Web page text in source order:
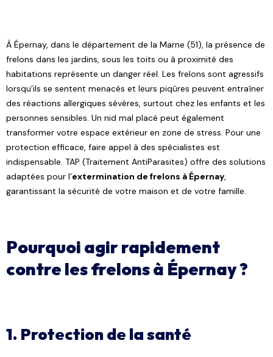
À Épernay, dans le département de la Marne (51), la présence de
frelons dans les jardins, sous les toits ou à proximité des
habitations représente un danger réel. Les frelons sont agressifs
lorsqu’ils se sentent menacés et leurs piqûres peuvent entraîner
des réactions allergiques sévères, surtout chez les enfants et les
personnes sensibles. Un nid mal placé peut également
transformer votre espace extérieur en zone de stress. Pour une
protection efficace, faire appel à des spécialistes est
indispensable. TAP (Traitement AntiParasites) offre des solutions
adaptées pour l’extermination de frelons à Épernay,
garantissant la sécurité de votre maison et de votre famille.
Pourquoi agir rapidement
contre les frelons à Épernay ?
1. Protection de la santé